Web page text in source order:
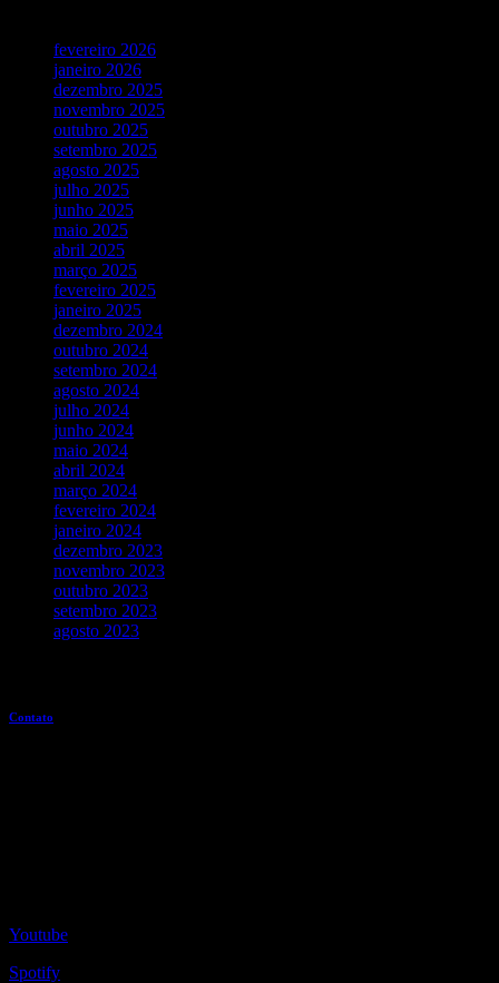
fevereiro 2026
janeiro 2026
dezembro 2025
novembro 2025
outubro 2025
setembro 2025
agosto 2025
julho 2025
junho 2025
maio 2025
abril 2025
março 2025
fevereiro 2025
janeiro 2025
dezembro 2024
outubro 2024
setembro 2024
agosto 2024
julho 2024
junho 2024
maio 2024
abril 2024
março 2024
fevereiro 2024
janeiro 2024
dezembro 2023
novembro 2023
outubro 2023
setembro 2023
agosto 2023
Contato
Youtube
Spotify